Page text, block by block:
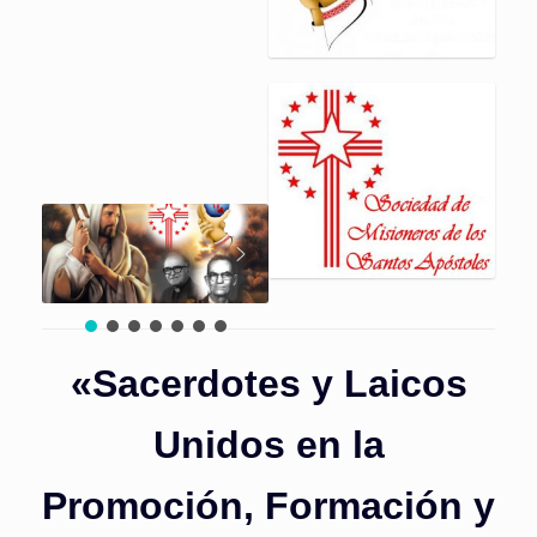
«Sacerdotes y Laicos
Unidos en la
Promoción, Formación y